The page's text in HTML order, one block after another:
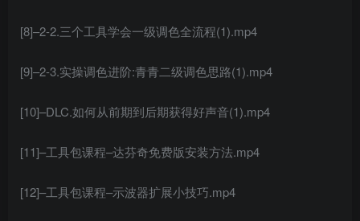
[8]–2-2.三个工具学会一级调色全流程(1).mp4
[9]–2-3.实操调色进阶:青青二级调色思路(1).mp4
[10]–DLC.如何从前期到后期获得好声音(1).mp4
[11]–工具包课程–达芬奇免费版安装方法.mp4
[12]–工具包课程–示波器扩展小技巧.mp4